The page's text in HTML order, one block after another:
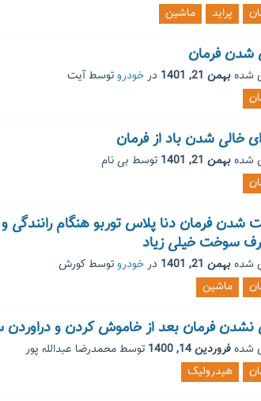
پراید ماشین
شدن فرمان
شدهبهمن 21, 1401 درخودروتوسطآیت
خالی شدن باد از فرمان
شدهبهمن 21, 1401 توسط بی نام
شدن فرمان دنا پلاس توربو هنگام
سوخت خیلی زیاد
شدهبهمن 21, 1401 درخودروتوسط کورش
ماشین
نشدن فرمان بعد از خاموش کردن و دراوردن
شدهفروردین 14, 1400 توسط محمدرضا عبدالله پور
هیدرولیک